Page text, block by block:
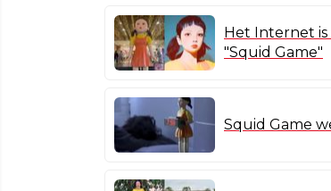
Het Internet
"Squid Game"
Squid Game